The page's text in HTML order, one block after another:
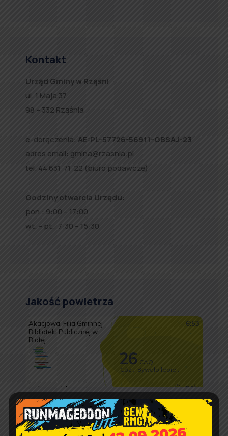
Kontakt
Urząd Gminy w Rząśni
ul. 1 Maja 37
98 – 332 Rząśnia
e-doręczenia: AE:PL-57726-56911-GBSAJ-23
adres email: gmina@rzasnia.pl
tel. 44 631-71-22 (biuro podawcze)
Godziny otwarcia Urzędu:
pon.: 9:00 – 17:00
wt. – pt.: 7:30 – 15:30
Jakość powietrza